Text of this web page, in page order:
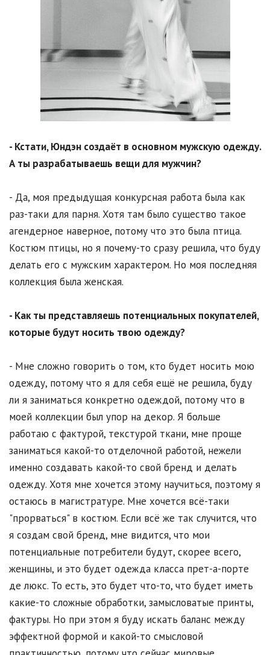
- Кстати, Юндэн создаёт в основном мужскую одежду.
А ты разрабатываешь вещи для мужчин?
- Да, моя предыдущая конкурсная работа была как
раз-таки для парня. Хотя там было существо такое
агендерное наверное, потому что это была птица.
Костюм птицы, но я почему-то сразу решила, что буду
делать его с мужским характером. Но моя последняя
коллекция была женская.
- Как ты представляешь потенциальных покупателей,
которые будут носить твою одежду?
- Мне сложно говорить о том, кто будет носить мою
одежду, потому что я для себя ещё не решила, буду
ли я заниматься конкретно одеждой, потому что в
моей коллекции был упор на декор. Я больше
работаю с фактурой, текстурой ткани, мне проще
заниматься какой-то отделочной работой, нежели
именно создавать какой-то свой бренд и делать
одежду. Хотя мне хочется этому научиться, поэтому я
остаюсь в магистратуре. Мне хочется всё-таки
"прорваться" в костюм. Если всё же так случится, что
я создам свой бренд, мне видится, что мои
потенциальные потребители будут, скорее всего,
женщины, и это будет одежда класса прет-а-порте
де люкс. То есть, это будет что-то, что будет иметь
какие-то сложные обработки, замысловатые принты,
фактуры. Но при этом я буду искать баланс между
эффектной формой и какой-то смысловой